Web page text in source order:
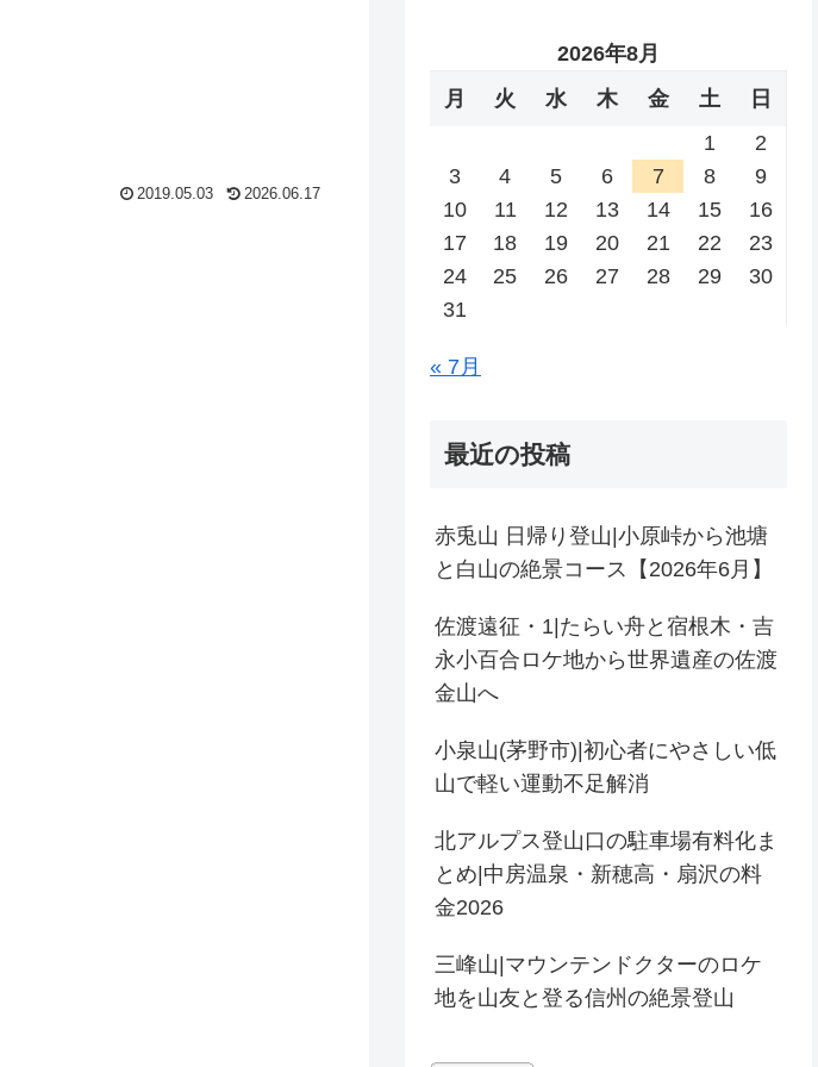
2019.05.03 2026.06.17
2026年8月
月
火 水 木 金 土
日
1
2
3
4 5 6 7 8
9
10
11 12 13 14 15
16
17
18 19 20 21 22
23
24
25 26 27 28 29
30
31
« 7月
最近の投稿
赤兎山 日帰り登山|小原峠から池塘
と白山の絶景コース【2026年6月】
佐渡遠征・1|たらい舟と宿根木・吉
永小百合ロケ地から世界遺産の佐渡
金山へ
小泉山(茅野市)|初心者にやさしい低
山で軽い運動不足解消
北アルプス登山口の駐車場有料化ま
とめ|中房温泉・新穂高・扇沢の料
金2026
三峰山|マウンテンドクターのロケ
地を山友と登る信州の絶景登山